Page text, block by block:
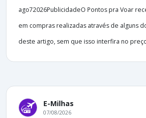
ago72026PublicidadeO Pontos pra Voar
em compras realizadas através de alguns
deste artigo, sem que isso interfira no
E-Milhas
07/08/2026